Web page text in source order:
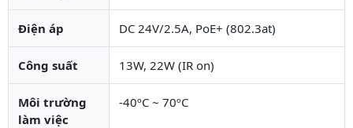
Điện áp DC 24V/2.5A, PoE+ (802.3at)
Công suất 13W, 22W (IR on)
Môi trường
làm việc
-40ºC ~ 70ºC